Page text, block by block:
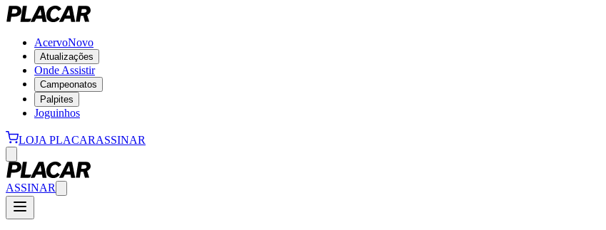
AcervoNovo
Atualizações
Onde Assistir
Campeonatos
Palpites
Joguinhos
LOJA PLACARASSINAR
ASSINAR